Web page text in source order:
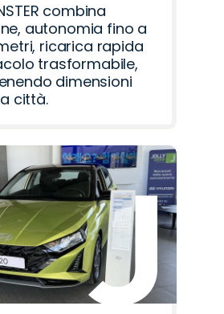
combina
autonomia fino a
ricarica rapida
trasformabile,
dimensioni
città.